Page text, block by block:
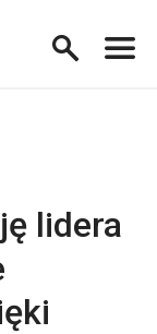
lidera